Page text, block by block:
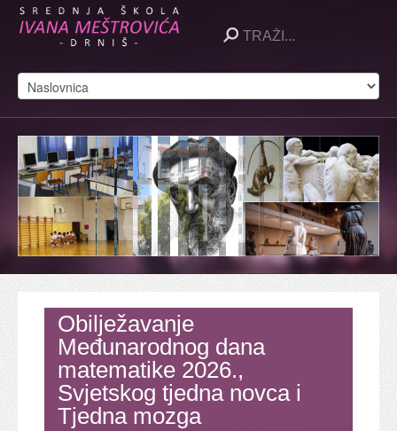
Obilježavanje
Međunarodnog dana
matematike 2026.,
Svjetskog tjedna novca i
Tjedna mozga